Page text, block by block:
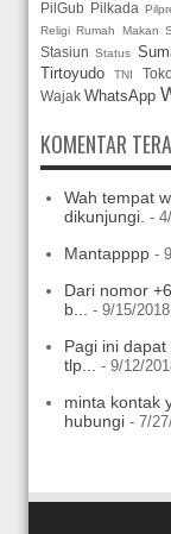
PilGub Pilkada
Religi Rumah Makan
Stasiun Status
Tirtoyudo
TNI
Wajak WhatsApp
KOMENTAR
Wah tempat
dikunjungi. -
Mantapppp -
Dari nomor
b... - 9/15/2018
Pagi ini
tlp... - 9/12/
minta kontak
hubungi - 7/